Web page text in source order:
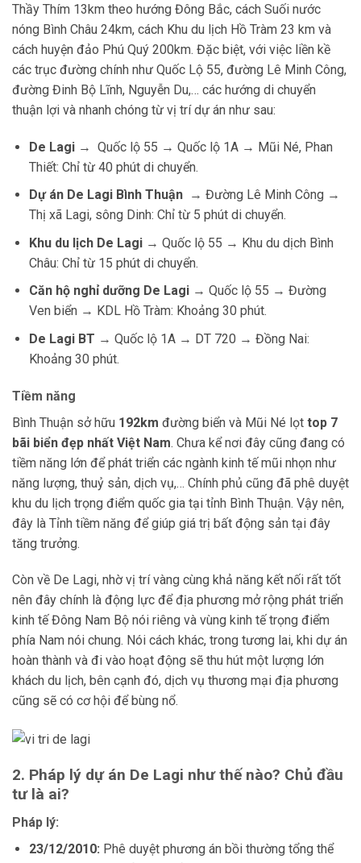
Thầy Thím 13km theo hướng Đông Bắc, cách Suối nước
nóng Bình Châu 24km, cách Khu du lịch Hồ Tràm 23 km và
cách huyện đảo Phú Quý 200km. Đặc biệt, với việc liền kề
các trục đường chính như Quốc Lộ 55, đường Lê Minh Công,
đường Đinh Bộ Lĩnh, Nguyễn Du,… các hướng di chuyển
thuận lợi và nhanh chóng từ vị trí dự án như sau:
De Lagi → Quốc lộ 55 → Quốc lộ 1A → Mũi Né, Phan
Thiết: Chỉ từ 40 phút di chuyển.
Dự án De Lagi Bình Thuận → Đường Lê Minh Công →
Thị xã Lagi, sông Dinh: Chỉ từ 5 phút di chuyển.
Khu du lịch De Lagi→ Quốc lộ 55 → Khu du dịch Bình
Châu: Chỉ từ 15 phút di chuyển.
Căn hộ nghỉ dưỡng De Lagi→ Quốc lộ 55 → Đường
Ven biển → KDL Hồ Tràm: Khoảng 30 phút.
De Lagi BT → Quốc lộ 1A → DT 720 → Đồng Nai:
Khoảng 30 phút.
Tiềm năng
Bình Thuận sở hữu 192km đường biển và Mũi Né lọt top 7
bãi biển đẹp nhất Việt Nam. Chưa kể nơi đây cũng đang có
tiềm năng lớn để phát triển các ngành kinh tế mũi nhọn như
năng lượng, thuỷ sản, dịch vụ,… Chính phủ cũng đã phê duyệt
khu du lịch trọng điểm quốc gia tại tỉnh Bình Thuận. Vậy nên,
đây là Tỉnh tiềm năng để giúp giá trị bất động sản tại đây
tăng trưởng.
Còn về De Lagi, nhờ vị trí vàng cùng khả năng kết nối rất tốt
nên đây chính là động lực để địa phương mở rộng phát triển
kinh tế Đông Nam Bộ nói riêng và vùng kinh tế trọng điểm
phía Nam nói chung. Nói cách khác, trong tương lai, khi dự án
hoàn thành và đi vào hoạt động sẽ thu hút một lượng lớn
khách du lịch, bên cạnh đó, dịch vụ thương mại địa phương
cũng sẽ có cơ hội để bùng nổ.
2. Pháp lý dự án De Lagi như thế nào? Chủ đầu
tư là ai?
Pháp lý:
23/12/2010: Phê duyệt phương án bồi thường tổng thể